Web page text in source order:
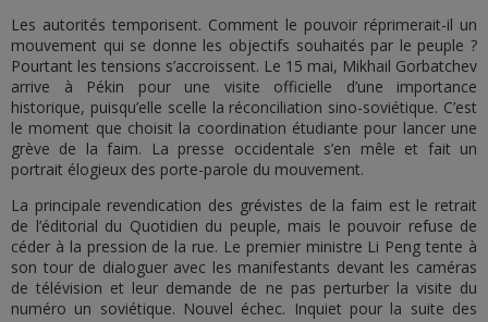
Les autorités temporisent. Comment le pouvoir réprimerait-il un
mouvement qui se donne les objectifs souhaités par le peuple ?
Pourtant les tensions s’accroissent. Le 15 mai, Mikhail Gorbatchev
arrive à Pékin pour une visite officielle d’une importance
historique, puisqu’elle scelle la réconciliation sino-soviétique. C’est
le moment que choisit la coordination étudiante pour lancer une
grève de la faim. La presse occidentale s’en mêle et fait un
portrait élogieux des porte-parole du mouvement.
La principale revendication des grévistes de la faim est le retrait
de l’éditorial du Quotidien du peuple, mais le pouvoir refuse de
céder à la pression de la rue. Le premier ministre Li Peng tente à
son tour de dialoguer avec les manifestants devant les caméras
de télévision et leur demande de ne pas perturber la visite du
numéro un soviétique. Nouvel échec. Inquiet pour la suite des